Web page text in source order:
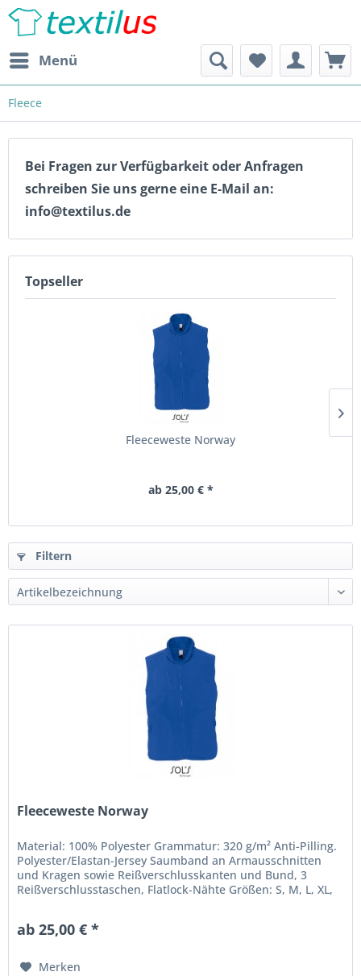
Menü
Fleece
Bei Fragen zur Verfügbarkeit oder Anfragen
schreiben Sie uns gerne eine E-Mail an:
info@textilus.de
Topseller
Fleeceweste Norway
ab 25,00 € *
Filtern
Fleeceweste Norway
Material: 100% Polyester Grammatur: 320 g/m² Anti-Pilling.
Polyester/Elastan-Jersey Saumband an Armausschnitten
und Kragen sowie Reißverschlusskanten und Bund, 3
Reißverschlusstaschen, Flatlock-Nähte Größen: S, M, L, XL,
ab 25,00 € *
Merken